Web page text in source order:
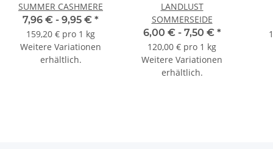
SUMMER CASHMERE
7,96 € - 9,95 € *
159,20 € pro 1 kg
Weitere Variationen
erhältlich.
LANDLUST
SOMMERSEIDE
6,00 € - 7,50 € *
120,00 € pro 1 kg
Weitere Variationen
erhältlich.